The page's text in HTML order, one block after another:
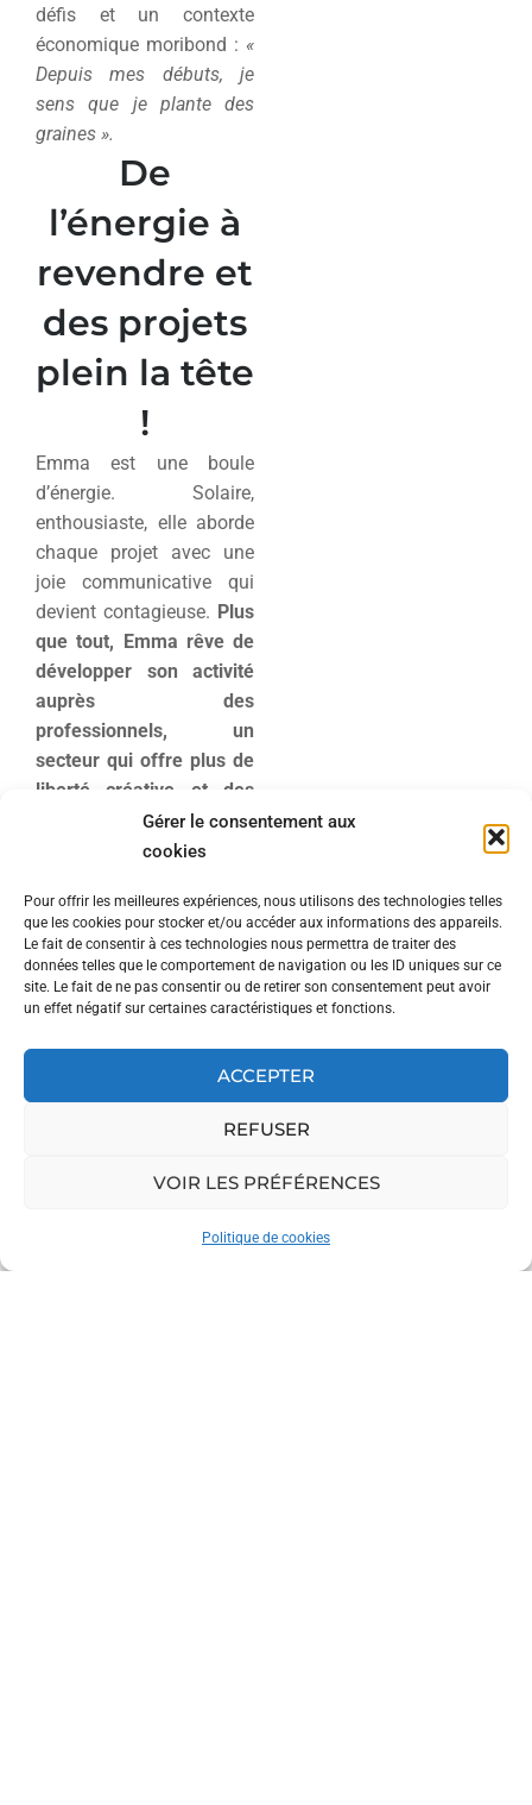
Gérer le consentement aux
cookies
Pour offrir les meilleures expériences, nous utilisons des technologies telles
que les cookies pour stocker et/ou accéder aux informations des appareils.
Le fait de consentir à ces technologies nous permettra de traiter des
données telles que le comportement de navigation ou les ID uniques sur ce
site. Le fait de ne pas consentir ou de retirer son consentement peut avoir
un effet négatif sur certaines caractéristiques et fonctions.
ACCEPTER
REFUSER
VOIR LES PRÉFÉRENCES
Politique de cookies
défis et un contexte
économique moribond : «
Depuis mes débuts, je
sens que je plante des
graines ».
De
l’énergie à
revendre et
des projets
plein la tête
!
Emma est une boule
d’énergie. Solaire,
enthousiaste, elle aborde
chaque projet avec une
joie communicative qui
devient contagieuse. Plus
que tout, Emma rêve de
développer son activité
auprès des
professionnels, un
secteur qui offre plus de
liberté créative et des
budgets plus ambitieux:
« Avec les pros, on peut
logo à l’aménagement, en
passant par l’identité
visuelle ».
déjà des offres
merchandising pour les
proposer quelque chose